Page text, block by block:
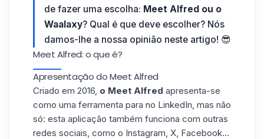
de fazer uma escolha: Meet Alfred ou o
Waalaxy? Qual é que deve escolher? Nós
damos-lhe a nossa opinião neste artigo! 😎
Meet Alfred: o que é?
Apresentação do Meet Alfred
Criado em 2016, o Meet Alfred apresenta-se
como uma ferramenta para no LinkedIn, mas não
só: esta aplicação também funciona com outras
redes sociais, como o Instagram, X, Facebook...